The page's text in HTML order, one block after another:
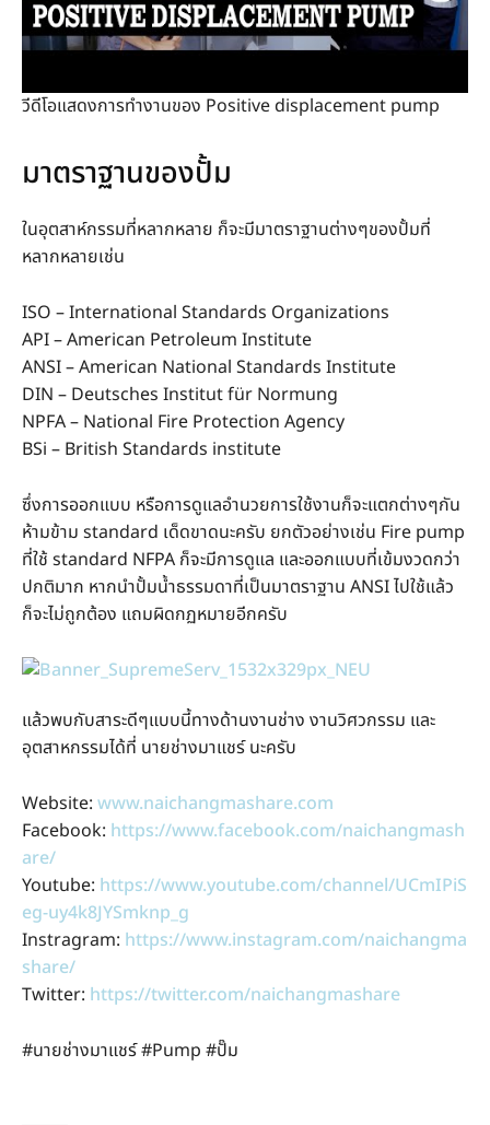
วีดีโอแสดงการทำงานของ Positive displacement pump
มาตราฐานของปั้ม
ในอุตสาห์กรรมที่หลากหลาย ก็จะมีมาตราฐานต่างๆของปั้มที่
หลากหลายเช่น
ISO – International Standards Organizations
API – American Petroleum Institute
ANSI – American National Standards Institute
DIN – Deutsches Institut für Normung
NPFA – National Fire Protection Agency
BSi – British Standards institute
ซึ่งการออกแบบ หรือการดูแลอำนวยการใช้งานก็จะแตกต่างๆกัน
ห้ามข้าม standard เด็ดขาดนะครับ ยกตัวอย่างเช่น Fire pump
ที่ใช้ standard NFPA ก็จะมีการดูแล และออกแบบที่เข้มงวดกว่า
ปกติมาก หากนำปั้มน้ำธรรมดาที่เป็นมาตราฐาน ANSI ไปใช้แล้ว
ก็จะไม่ถูกต้อง แถมผิดกฏหมายอีกครับ
แล้วพบกับสาระดีๆแบบนี้ทางด้านงานช่าง งานวิศวกรรม และ
อุตสาหกรรมได้ที่ นายช่างมาแชร์ นะครับ
Website: www.naichangmashare.com
Facebook: https://www.facebook.com/naichangmash
are/
Youtube: https://www.youtube.com/channel/UCmIPiS
eg-uy4k8JYSmknp_g
Instragram: https://www.instagram.com/naichangma
share/
Twitter: https://twitter.com/naichangmashare
#นายช่างมาแชร์ #Pump #ปั๊ม